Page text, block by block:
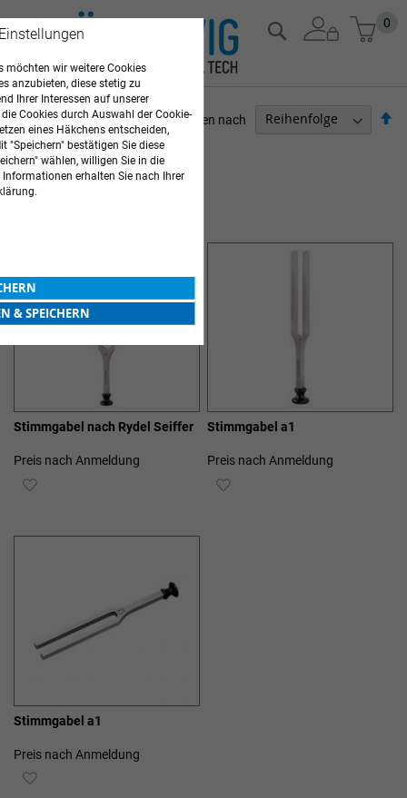
Zum
Inhalt
0
Suche
3Elemente
Sortieren nach
Stimmgabel nach Rydel Seiffer
Preis nach Anmeldung
ZUR
Stimmgabel a1
Preis nach Anmeldung
ZUR
Stimmgabel a1
Preis nach Anmeldung
ZUR
ARZTBEDARF
möchten wir weitere Cookies
anzubieten, diese stetig zu
Ihrer Interessen auf unserer
Cookies durch Auswahl der Cookie-
eines Häkchens entscheiden,
"Speichern" bestätigen Sie diese
wählen, willigen Sie in die
erhalten Sie nach Ihrer
& SPEICHERN